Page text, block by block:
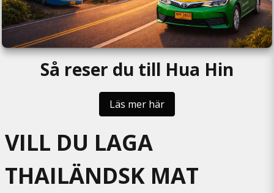
Så reser du till Hua Hin
Läs mer här
VILL DU LAGA
THAILÄNDSK MAT